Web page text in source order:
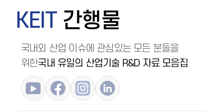
KEIT간행물
국내외 산업 이슈에 관심있는 모든 분들을
위한국내 유일의 산업기술 R&D 자료 모음집